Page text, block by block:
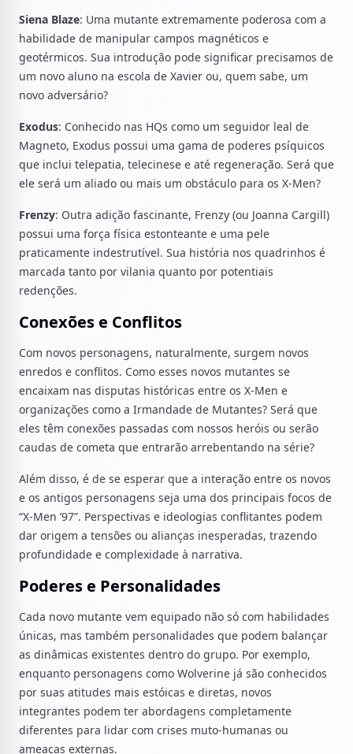
Siena Blaze: Uma mutante extremamente poderosa com a
habilidade de manipular campos magnéticos e
geotérmicos. Sua introdução pode significar precisamos de
um novo aluno na escola de Xavier ou, quem sabe, um
novo adversário?
Exodus: Conhecido nas HQs como um seguidor leal de
Magneto, Exodus possui uma gama de poderes psíquicos
que inclui telepatia, telecinese e até regeneração. Será que
ele será um aliado ou mais um obstáculo para os X-Men?
Frenzy: Outra adição fascinante, Frenzy (ou Joanna Cargill)
possui uma força física estonteante e uma pele
praticamente indestrutível. Sua história nos quadrinhos é
marcada tanto por vilania quanto por potentiais
redenções.
Conexões e Conflitos
Com novos personagens, naturalmente, surgem novos
enredos e conflitos. Como esses novos mutantes se
encaixam nas disputas históricas entre os X-Men e
organizações como a Irmandade de Mutantes? Será que
eles têm conexões passadas com nossos heróis ou serão
caudas de cometa que entrarão arrebentando na série?
Além disso, é de se esperar que a interação entre os novos
e os antigos personagens seja uma dos principais focos de
“X-Men ’97”. Perspectivas e ideologias conflitantes podem
dar origem a tensões ou alianças inesperadas, trazendo
profundidade e complexidade à narrativa.
Poderes e Personalidades
Cada novo mutante vem equipado não só com habilidades
únicas, mas também personalidades que podem balançar
as dinâmicas existentes dentro do grupo. Por exemplo,
enquanto personagens como Wolverine já são conhecidos
por suas atitudes mais estóicas e diretas, novos
integrantes podem ter abordagens completamente
diferentes para lidar com crises muto-humanas ou
ameaças externas.